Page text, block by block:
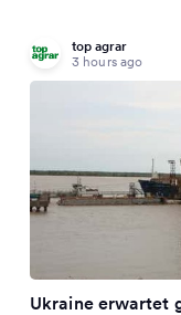
top agrar
3 hours ago
Ukraine erwartet